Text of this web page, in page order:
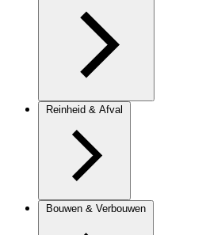
Reinheid & Afval
Bouwen & Verbouwen